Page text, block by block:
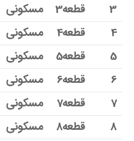
3
قطعه3 مسکونی
4
قطعه4 مسکونی
5
قطعه5 مسکونی
6
قطعه6 مسکونی
7
قطعه7 مسکونی
8
قطعه8 مسکونی